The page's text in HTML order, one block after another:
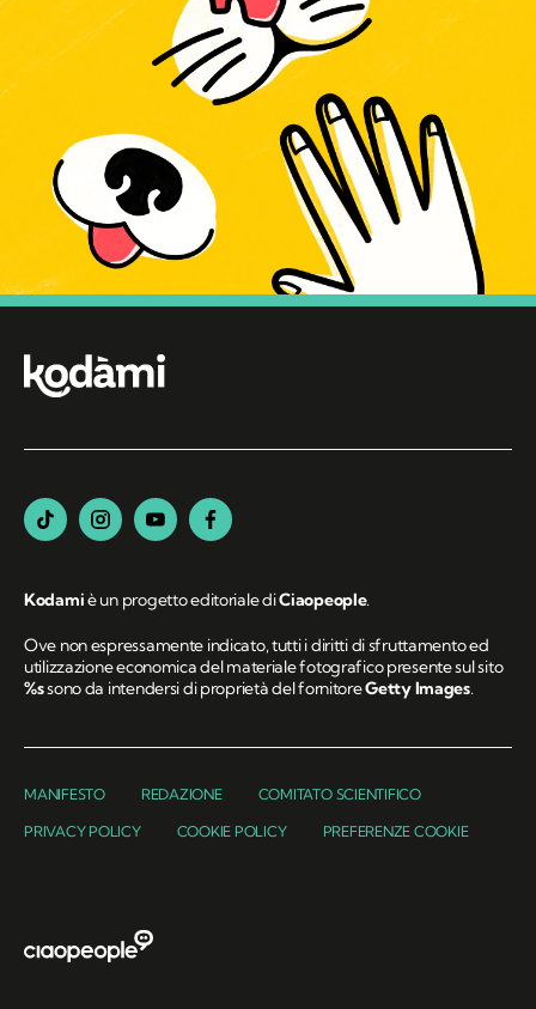
Kodamiè un progetto editoriale diCiaopeople.
Ove non espressamente indicato, tutti i diritti di sfruttamento ed
utilizzazione economica del materiale fotografico presente sul sito
%ssono da intendersi di proprietà del fornitoreGetty Images.
MANIFESTO REDAZIONE COMITATO SCIENTIFICO
PRIVACY POLICY COOKIE POLICY PREFERENZE COOKIE